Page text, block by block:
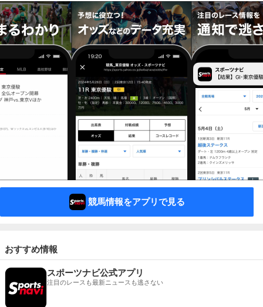
競馬情報をアプリで見る
おすすめ情報
スポーツナビ公式アプリ
注目のレースも最新ニュースも逃さない